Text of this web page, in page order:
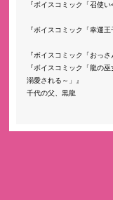
ボイスコミック「召使い
ボイスコミック「幸運王
ボイスコミック「おっさ
ボイスコミック「龍の
溺愛される～」
千代の父、黒龍